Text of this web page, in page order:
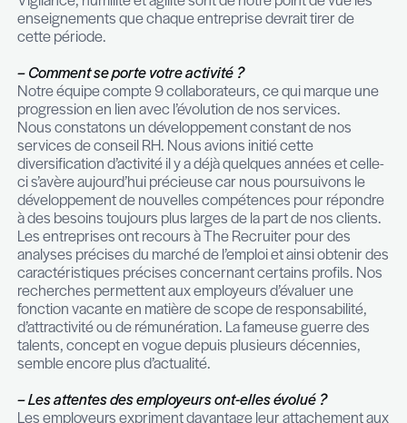
–Quelles leçons sont à tirer de la crise en
Rien n’est acquis et les certitudes en entreprise
pas. Les organisations du travail ont été
équipes ont été mises sous pression, les
ont été mis à rude épreuve. L’agilité des individus
entreprises a été nécessaire pour faire face à des
situations humaines et managériales tout à fait
L’une des leçons est en quelque-sorte de
vigilant et flexible ; la viabilité économique de
entreprise peut être remise en cause sur une
temps rapide et cela est encore plus dur à
lorsque les facteurs externes et peu
en jeu.
Si certaines entreprises ont connu une période
reconnaitre que cela reste marginal. D’une
d’une autre, que ce soit au niveau humain,
organisationnel, nul n’a été épargné.
Vigilance, humilité et agilité sont de notre point